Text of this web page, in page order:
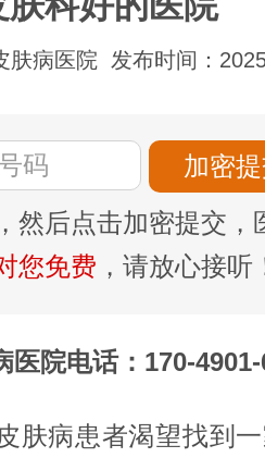
肤病医院 发布时间：
然后点击加密提交，
您免费 ，请放心接听
医院电话：170-
肤病患者渴望找到